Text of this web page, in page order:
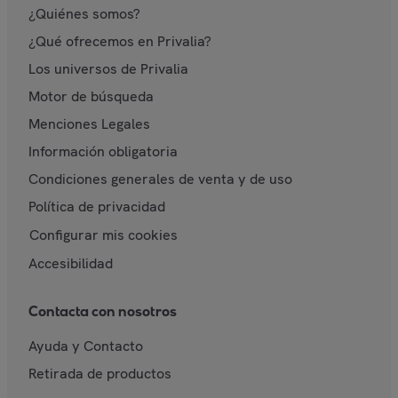
¿Quiénes somos?
¿Qué ofrecemos en Privalia?
Los universos de Privalia
Motor de búsqueda
Menciones Legales
Información obligatoria
Condiciones generales de venta y de uso
Política de privacidad
Configurar mis cookies
Accesibilidad
Contacta con nosotros
Ayuda y Contacto
Retirada de productos